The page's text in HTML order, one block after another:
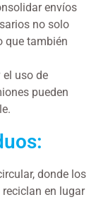
envíos
no solo
que también
uso de
pueden
donde los
en lugar